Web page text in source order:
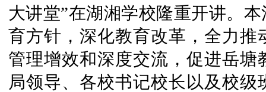
大讲堂”在湖湘学校隆重开讲。
育方针，深化教育改革，全力
管理增效和深度交流，促进岳
局领导、各校书记校长以及校